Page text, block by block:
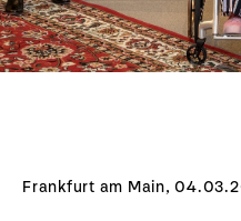
Frankfurt am Main,